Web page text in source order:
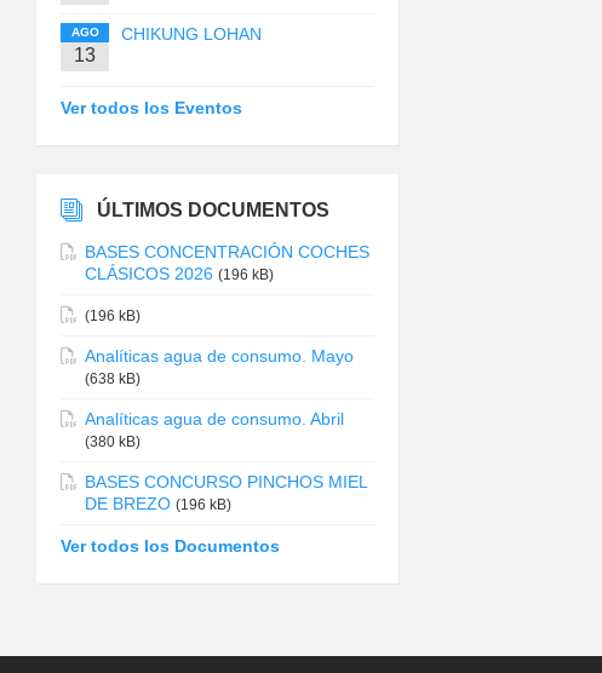
AGO
13
CHIKUNG LOHAN
Ver todos los Eventos
ÚLTIMOS DOCUMENTOS
BASES CONCENTRACIÓN COCHES
CLÁSICOS 2026 (196 kB)
(196 kB)
Analíticas agua de consumo. Mayo
(638 kB)
Analíticas agua de consumo. Abril
(380 kB)
BASES CONCURSO PINCHOS MIEL
DE BREZO (196 kB)
Ver todos los Documentos